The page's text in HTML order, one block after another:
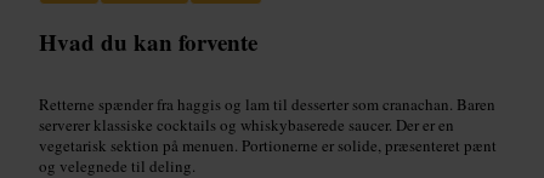
Hvad du kan forvente
Retterne spænder fra haggis og lam til desserter som cranachan. Baren
serverer klassiske cocktails og whiskybaserede saucer. Der er en
vegetarisk sektion på menuen. Portionerne er solide, præsenteret pænt
og velegnede til deling.